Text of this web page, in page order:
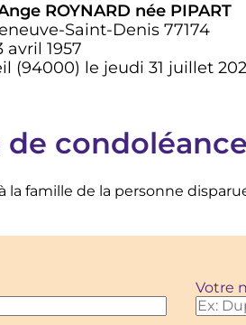
ROYNARD née PIPART
Saint-Denis 77174
avril 1957
(94000) le jeudi 31 juillet
de
la famille de la personne
Votre